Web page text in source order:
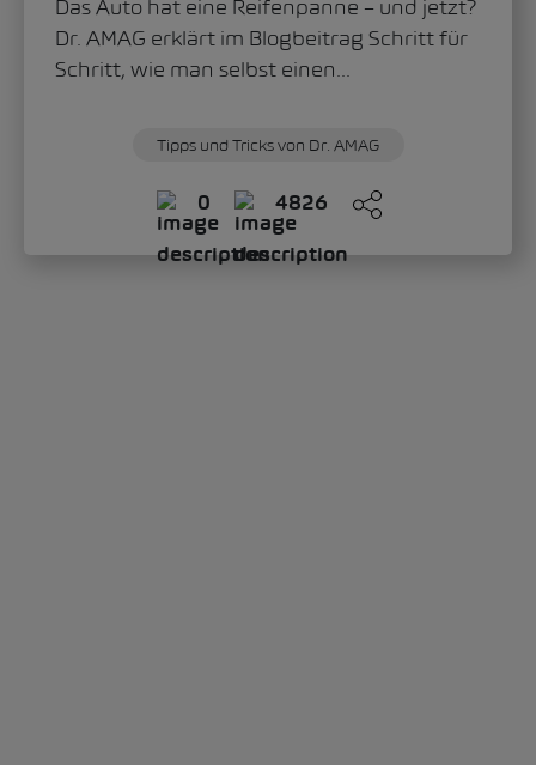
Das Auto hat eine Reifenpanne – und jetzt?
Dr. AMAG erklärt im Blogbeitrag Schritt für
Schritt, wie man selbst einen...
Tipps und Tricks von Dr. AMAG
0 4826